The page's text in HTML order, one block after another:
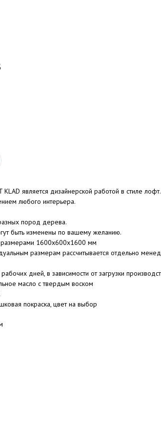
KLAD является дизайнерской работой в стиле
любого интерьера.
пород дерева.
быть изменены по вашему желанию.
размерами 1600x600x1600 мм
размерам рассчитывается отдельно
дней, в зависимости от загрузки
масло с твердым воском
покраска, цвет на выбор